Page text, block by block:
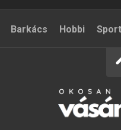
Barkács Hobbi Sport